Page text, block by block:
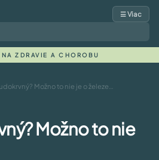
☰ Viac
ZDRAVIE A CHOROBU
Možno to nie je o železe…
Možno to nie